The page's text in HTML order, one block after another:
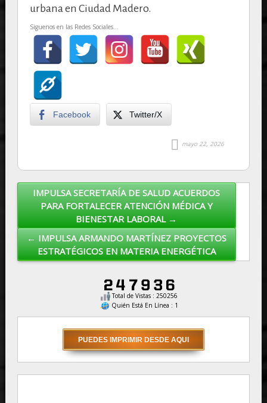
urbana en Ciudad Madero.
Siguenos en las Redes Sociales...
Facebook Twitter/X
mayo 22, 2026
Post navigation
IMPULSA SECRETARÍA DE SALUD ACUERDOS
PARA FORTALECER ATENCIÓN MÉDICA Y
BIENESTAR LABORAL →
← IMPULSA ARMANDO MARTÍNEZ PROYECTOS
ESTRATÉGICOS EN MATERIA ENERGÉTICA
Total de Vistas : 250256
Quién Está En Línea : 1